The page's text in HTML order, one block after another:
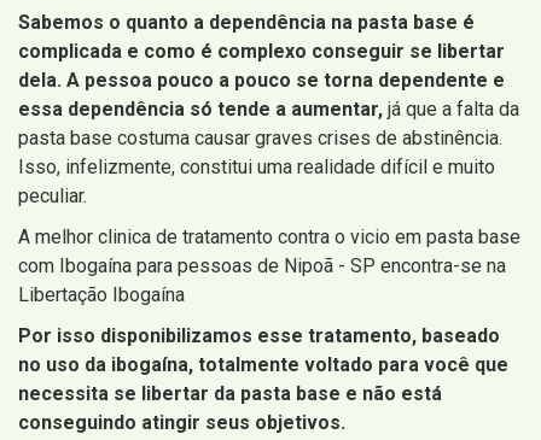
Sabemos o quanto a dependência na pasta base é
complicada e como é complexo conseguir se libertar
dela. A pessoa pouco a pouco se torna dependente e
essa dependência só tende a aumentar, já que a falta da
pasta base costuma causar graves crises de abstinência.
Isso, infelizmente, constitui uma realidade difícil e muito
peculiar.
A melhor clinica de tratamento contra o vicio em pasta base
com Ibogaína para pessoas de Nipoã - SP encontra-se na
Libertação Ibogaína
Por isso disponibilizamos esse tratamento, baseado
no uso da ibogaína, totalmente voltado para você que
necessita se libertar da pasta base e não está
conseguindo atingir seus objetivos.